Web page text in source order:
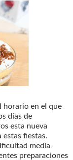
horario en el que
días de
esta nueva
estas fiestas.
media-
preparaciones